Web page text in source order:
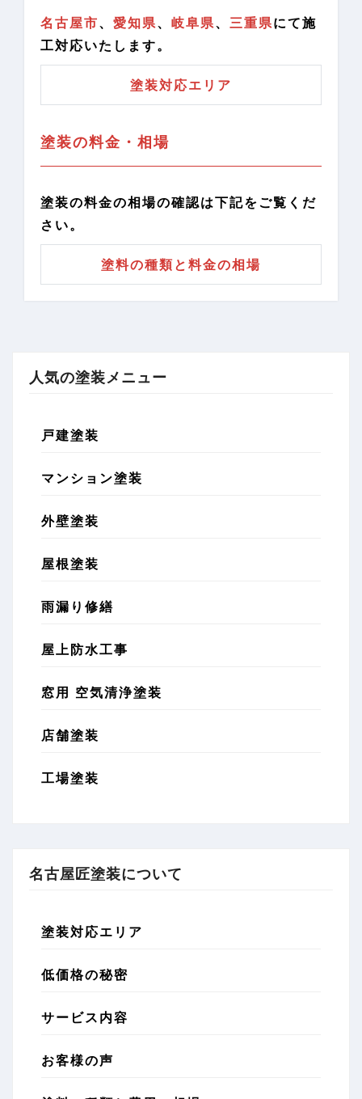
名古屋市、 愛知県、 岐阜県、 三重県にて施
工対応いたします。
塗装対応エリア
塗装の料金・相場
塗装の料金の相場の確認は下記をご覧くだ
さい。
塗料の種類と料金の相場
人気の塗装メニュー
戸建塗装
マンション塗装
外壁塗装
屋根塗装
雨漏り修繕
屋上防水工事
窓用 空気清浄塗装
店舗塗装
工場塗装
名古屋匠塗装について
塗装対応エリア
低価格の秘密
サービス内容
お客様の声